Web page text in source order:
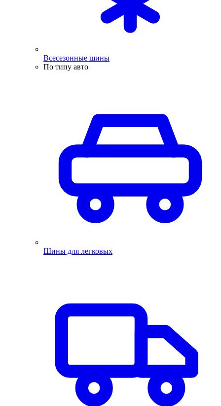
Всесезонные шины
По типу авто
Шины для легковых